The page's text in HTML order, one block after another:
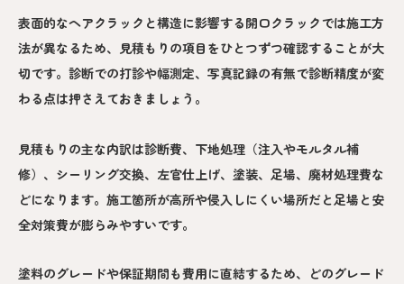
表面的なヘアクラックと構造に影響する開口クラックでは施工方
法が異なるため、見積もりの項目をひとつずつ確認することが大
切です。診断での打診や幅測定、写真記録の有無で診断精度が変
わる点は押さえておきましょう。
見積もりの主な内訳は診断費、下地処理（注入やモルタル補
修）、シーリング交換、左官仕上げ、塗装、足場、廃材処理費な
どになります。施工箇所が高所や侵入しにくい場所だと足場と安
全対策費が膨らみやすいです。
塗料のグレードや保証期間も費用に直結するため、どのグレード